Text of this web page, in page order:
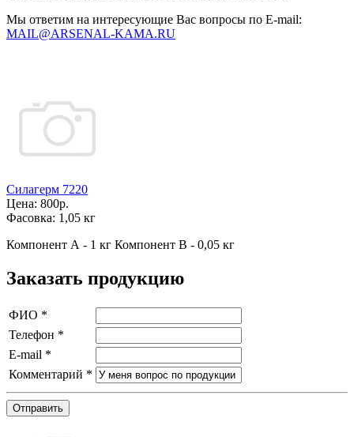
Мы ответим на интересующие Вас вопросы по E-mail:
MAIL@ARSENAL-KAMA.RU
Силагерм 7220
Цена: 800р.
Фасовка: 1,05 кг
Компонент А - 1 кг Компонент В - 0,05 кг
Заказать продукцию
ФИО *
Телефон *
E-mail *
Комментарий *
Отправить